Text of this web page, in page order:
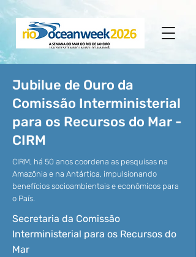
Jubilue de Ouro da
Comissão Interministerial
para os Recursos do Mar -
CIRM
CIRM, há 50 anos coordena as pesquisas na
Amazônia e na Antártica, impulsionando
benefícios socioambientais e econômicos para
o País.
Secretaria da Comissão
Interministerial para os Recursos do
Mar